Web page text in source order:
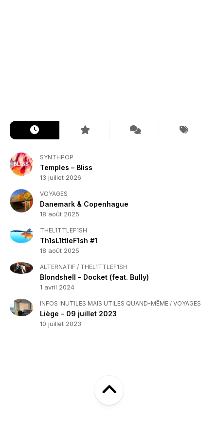
SYNTHPOP
Temples – Bliss
13 juillet 2026
VOYAGES
Danemark & Copenhague
18 août 2025
THEL1TTLEF1SH
Th1sL1ttleF1sh #1
18 août 2025
ALTERNATIF / THEL1TTLEF1SH
Blondshell – Docket (feat. Bully)
1 avril 2024
INFOS INUTILES MAIS UTILES QUAND-MÊME / VOYAGES
Liège – 09 juillet 2023
10 juillet 2023